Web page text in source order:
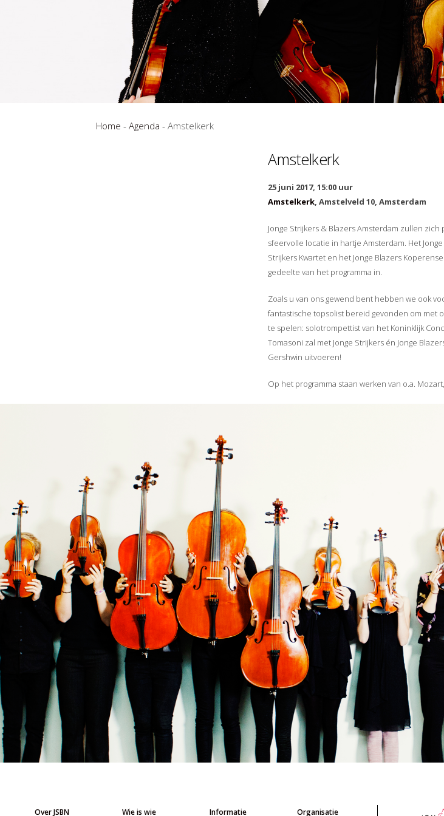
Home - Agenda - Amstelkerk
Amstelkerk
25 juni 2017, 15:00 uur
Amstelkerk, Amstelveld 10, Amsterdam
Jonge Strijkers & Blazers Amsterdam zullen
sfeervolle locatie in hartje Amsterdam. Het
Strijkers Kwartet en het Jonge Blazers
gedeelte van het programma in.
Zoals u van ons gewend bent hebben we ook
fantastische topsolist bereid gevonden om met
te spelen: solotrompettist van het Koninklijk
Tomasoni zal met Jonge Strijkers én Jonge
Gershwin uitvoeren!
Op het programma staan werken van o.a.
Over JSBN Wie is wie Informatie Organisatie